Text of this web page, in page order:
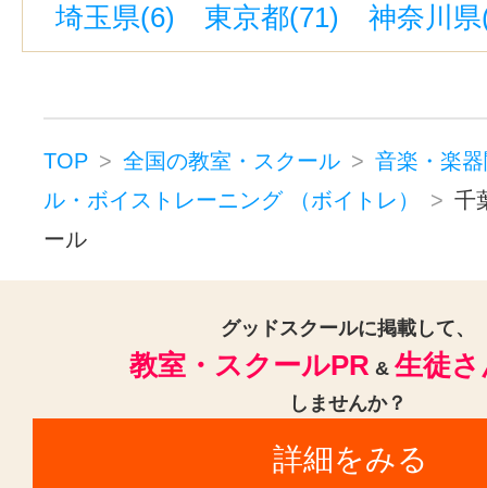
トロンボーン(2)
チューバ(1)
クラリネット(3)
ゴスペル(1)
民族楽器(1)
二胡(4)
三味線(3)
沖縄三線(3)
邦楽・J-POP(3)
音楽・楽器その他(5)
埼玉県(6) 東京都(71) 神奈川
TOP 全国の教室・スクール
音楽・楽
ル・ボイストレーニング （ボイトレ）
千
ール
グッドスクールに掲載して、
教室・スクールPR & 生徒
しませんか？
詳細をみる